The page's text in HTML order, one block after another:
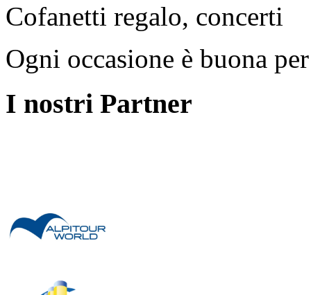
Cofanetti regalo, concerti
Ogni occasione è buona
I nostri Partner